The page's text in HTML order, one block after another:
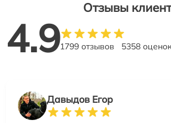
Отзывы
4.91799 отзывов 5358
Давыдов Егор